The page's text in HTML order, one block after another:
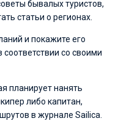
бывалых туристов,
статьи о регионах.
и покажите его
со своими
планирует нанять
либо капитан,
в журнале Sailica.